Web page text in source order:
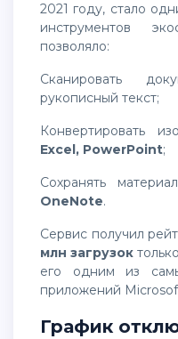
2021 году, стало
инструментов
позволяло:
сканировать документы и распознавать
рукописный текст;
конвертировать
Excel, PowerPoint;
сохранять
OneNote.
Сервис получил
млн загрузок
его одним из
приложений
График